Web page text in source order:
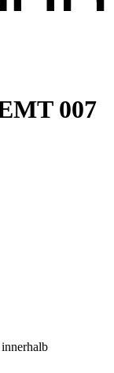
007